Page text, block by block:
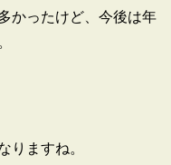
かったけど、今後は年
りますね。